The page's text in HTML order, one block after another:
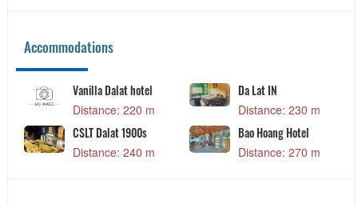
Accommodations
Vanilla Dalat hotel
Distance: 220 m
Da Lat IN
Distance: 230 m
CSLT Dalat 1900s
Distance: 240 m
Bao Hoang Hotel
Distance: 270 m